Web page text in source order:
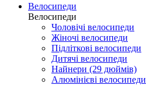
Велосипеди
Велосипеди
Чоловічі велосипеди
Жіночі велосипеди
Підліткові велосипеди
Дитячі велосипеди
Найнери (29 дюймів)
Алюмінієві велосипеди